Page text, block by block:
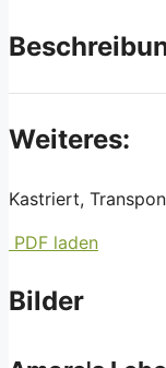
Weiteres:
Kastriert,
PDF laden
Bilder